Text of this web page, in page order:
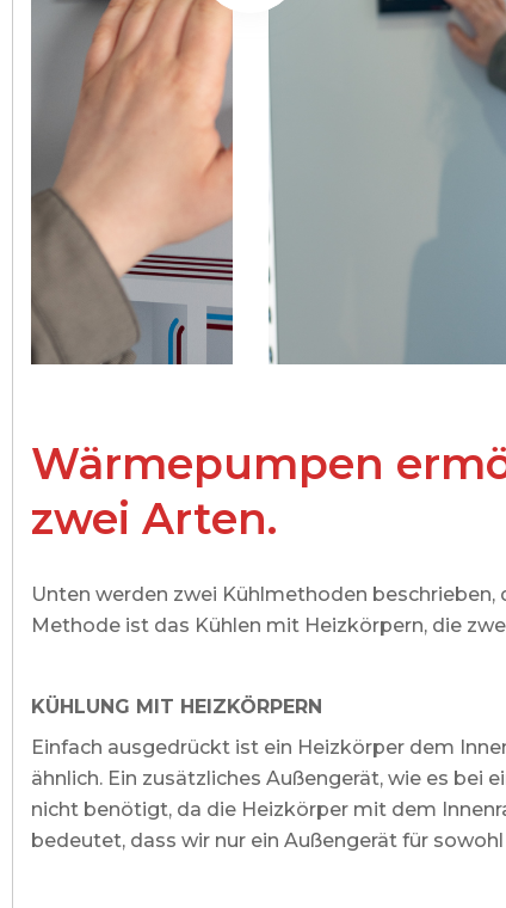
Wärmepumpen
zwei Arten.
Unten werden zwei Kühlmethoden
Methode ist das Kühlen mit Heizkörpern, die
KÜHLUNG MIT HEIZKÖRPERN
Einfach ausgedrückt ist ein Heizkörper dem
ähnlich. Ein zusätzliches Außengerät, wie es
nicht benötigt, da die Heizkörper mit dem
bedeutet, dass wir nur ein Außengerät für